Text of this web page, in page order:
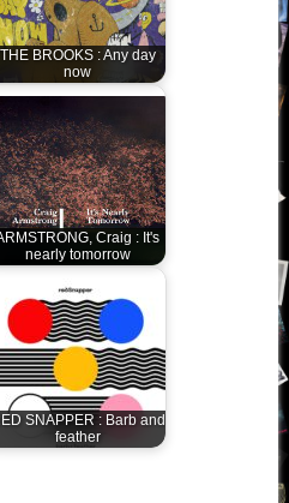
THE BROOKS : Any day
now
Craig : It's
nearly tomorrow
SNAPPER : Barb and
feather